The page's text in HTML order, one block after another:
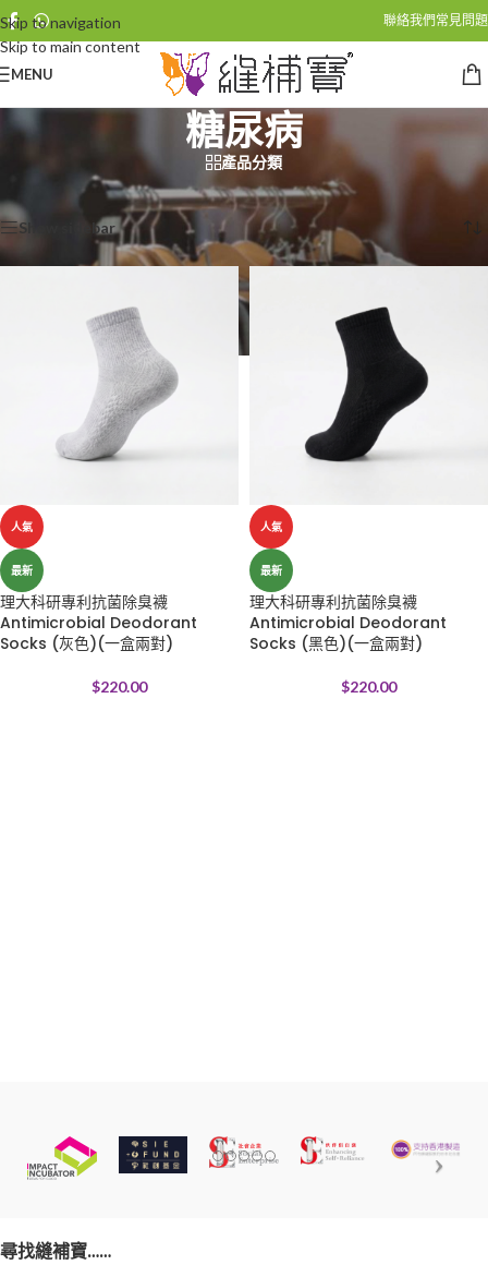
Skip to navigation
Skip to main content
聯絡我們常見問題
MENU
糖尿病
產品分類
商品標籤為 “糖尿病” Showing all 2 results
Show sidebar
人氣
最新
理大科研專利抗菌除臭襪
Antimicrobial Deodorant
Socks (灰色)(一盒兩對)
$220.00
人氣
最新
理大科研專利抗菌除臭襪
Antimicrobial Deodorant
Socks (黑色)(一盒兩對)
$220.00
尋找縫補寶……